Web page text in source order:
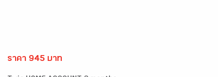
ราคา 945 บาท